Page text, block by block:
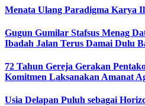
Menata Ulang Paradigma Karya
Gugun Gumilar Stafsus Menag
Ibadah Jalan Terus Damai Dulu
72 Tahun Gereja Gerakan
Komitmen Laksanakan Amanat
Usia Delapan Puluh sebagai